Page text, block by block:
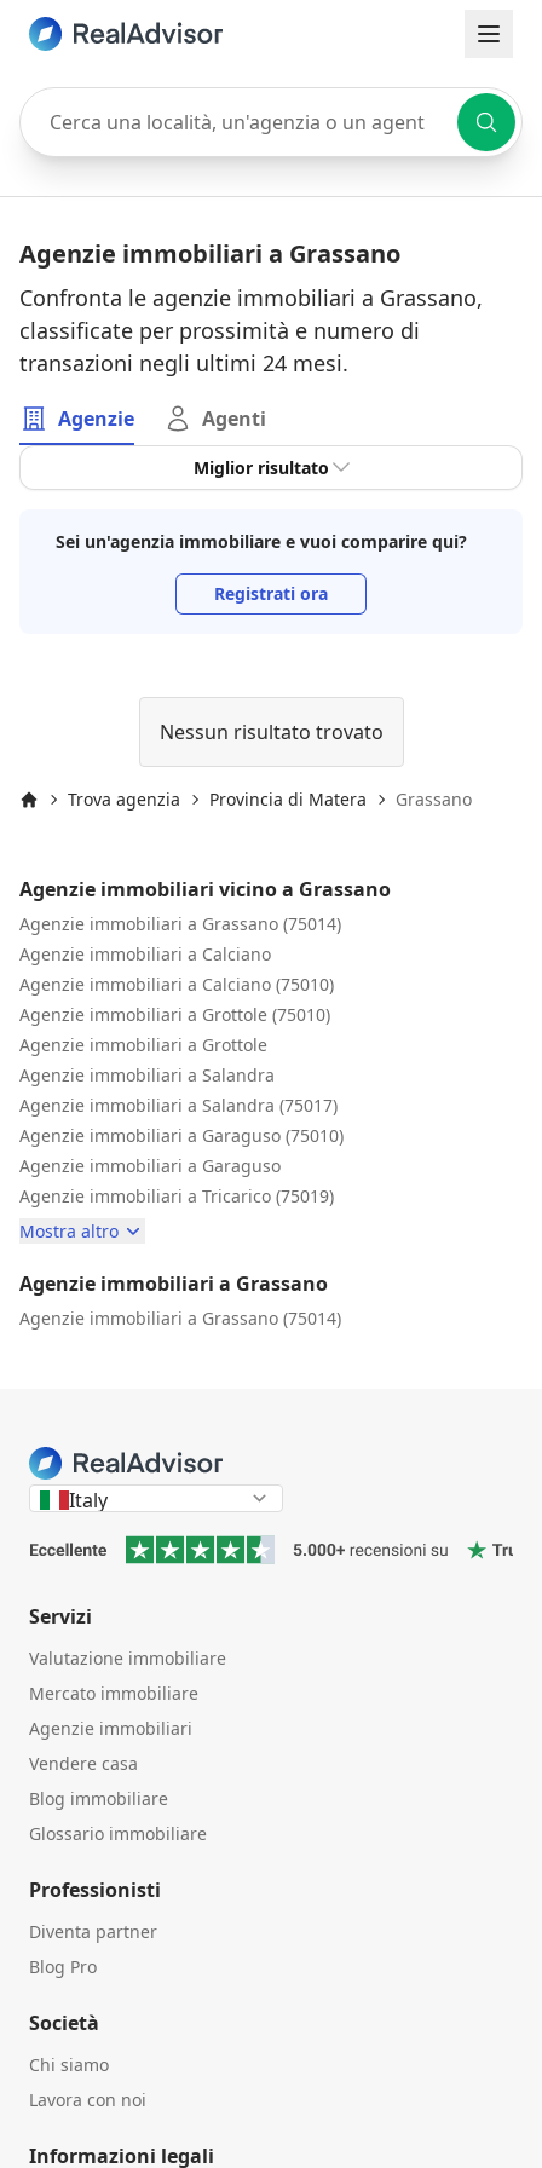
Cerca una località, un'agenzia o un agente
Agenzie immobiliari a Grassano
Confronta le agenzie immobiliari a Grassano,
classificate per prossimità e numero di
transazioni negli ultimi 24 mesi.
Agenzie Agenti
Miglior risultato
Sei un'agenzia immobiliare e vuoi comparire qui?
Registrati ora
Nessun risultato trovato
Trova agenzia Provincia di Matera Grassano
Agenzie immobiliari vicino a Grassano
Agenzie immobiliari a Grassano (75014)
Agenzie immobiliari a Calciano
Agenzie immobiliari a Calciano (75010)
Agenzie immobiliari a Grottole (75010)
Agenzie immobiliari a Grottole
Agenzie immobiliari a Salandra
Agenzie immobiliari a Salandra (75017)
Agenzie immobiliari a Garaguso (75010)
Agenzie immobiliari a Garaguso
Agenzie immobiliari a Tricarico (75019)
Mostra altro
Agenzie immobiliari a Grassano
Agenzie immobiliari a Grassano (75014)
Italy
Servizi
Valutazione immobiliare
Mercato immobiliare
Agenzie immobiliari
Vendere casa
Blog immobiliare
Glossario immobiliare
Professionisti
Diventa partner
Blog Pro
Società
Chi siamo
Lavora con noi
Informazioni legali